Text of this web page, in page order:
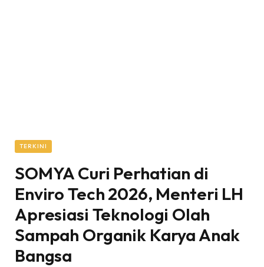
TERKINI
SOMYA Curi Perhatian di
Enviro Tech 2026, Menteri LH
Apresiasi Teknologi Olah
Sampah Organik Karya Anak
Bangsa